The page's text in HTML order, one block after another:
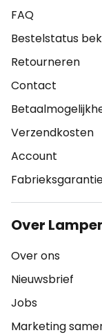
FAQ
Bestelstatus
Retourneren
Contact
Verzendkosten
Account
Over
Over ons
Nieuwsbrief
Jobs
Marketing